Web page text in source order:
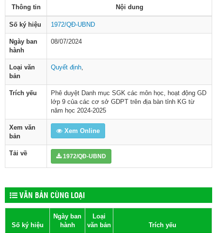
Thông tin Nội dung
Số ký hiệu 1972/QĐ-UBND
Ngày ban
hành
08/07/2024
Loại văn
bản
Quyết định,
Trích yếu
Phê duyệt Danh mục SGK các môn học, hoạt động GD
lớp 9 của các cơ sở GDPT trên địa bàn tỉnh KG từ
năm học 2024-2025
Xem văn
bản
Xem Online
Tải về 1972/QĐ-UBND
VĂN BẢN CÙNG LOẠI
Số ký hiệu
Ngày ban
hành
Loại
văn bản
Trích yếu